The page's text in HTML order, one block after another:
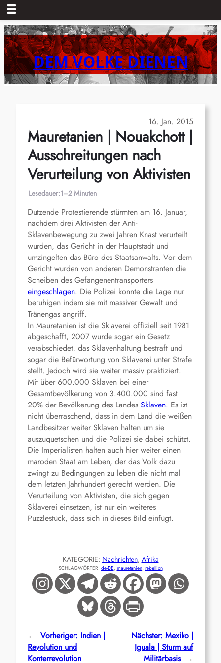
Zum
Inhalt
springenDEM VOLKE DIENEN
16. Jan. 2015
Mauretanien | Nouakchott |
Ausschreitungen nach
Verurteilung von Aktivisten
Lesedauer:1–2 Minuten
Dutzende Protestierende stürmten am 16. Januar,
nachdem drei Aktivisten der Anti-
Sklavenbewegung zu zwei Jahren Knast verurteilt
wurden, das Gericht in der Hauptstadt und
umzingelten das Büro des Staatsanwalts. Vor dem
Gericht wurden von anderen Demonstranten die
Scheiben des Gefangenentransporters
eingeschlagen. Die Polizei konnte die Lage nur
beruhigen indem sie mit massiver Gewalt und
Tränengas angriff.
In Mauretanien ist die Sklaverei offiziell seit 1981
abgeschafft, 2007 wurde sogar ein Gesetz
verabschiedet, das Sklavenhaltung bestraft und
sogar die Befürwortung von Sklaverei unter Strafe
stellt. Jedoch wird sie weiter massiv praktiziert.
Mit über 600.000 Sklaven bei einer
Gesamtbevölkerung von 3.400.000 sind fast
20% der Bevölkerung des Landes Sklaven. Es ist
nicht überraschend, dass in dem Land die weißen
Landbesitzer weiter Sklaven halten um sie
auszuquetschen und die Polizei sie dabei schützt.
Die Imperialisten halten auch hier weiter einen
maroden Staat am Leben, der das Volk dazu
zwingt zu Bedingungen zu leben die nicht mal
dem letzten Jahrhundert gerecht werden. Die
Verurteilung von Aktivisten, die sich gegen
Sklaverei einsetzen, ist nur ein weiteres
Puzzlestück, dass sich in dieses Bild einfügt.
KATEGORIE: Nachrichten, Afrika
SCHLAGWÖRTER: de-DE, mauretanien, rebellion
← Vorheriger: Indien |
Revolution und
Konterrevolution
Nächster: Mexiko |
Iguala | Sturm auf
Militärbasis →